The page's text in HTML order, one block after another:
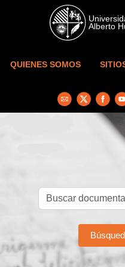
Skip to main content
QUIENES SOMOS